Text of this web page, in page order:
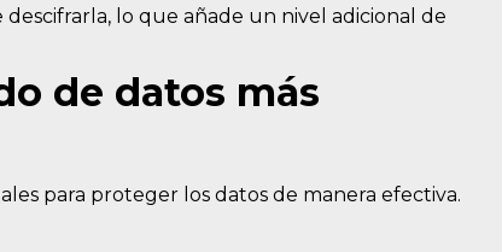
lo que añade un nivel adicional de
de datos más
para proteger los datos de manera efectiva.